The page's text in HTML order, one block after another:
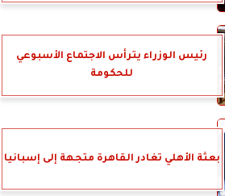
رئيس الوزراء يترأس الاجتماع الأسبوعي
للحكومة
بعثة الأهلي تغادر القاهرة متجهة إلى إسبانيا